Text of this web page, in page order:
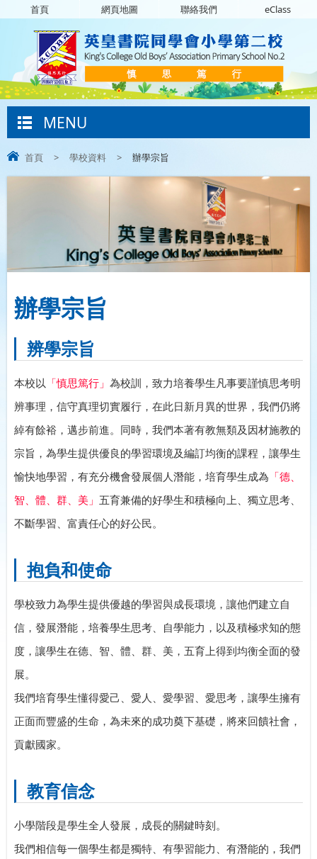
首頁 網頁地圖 聯絡我們 eClass
MENU
首頁 > 學校資料 > 辦學宗旨
辦學宗旨
辨學宗旨
本校以 「慎思篤行」 為校訓，致力培養學生凡事要謹慎思考明
辨事理，信守真理切實履行，在此日新月異的世界，我們仍將
綽有餘裕，邁步前進。同時，我們本著有教無類及因材施教的
宗旨，為學生提供優良的學習環境及編訂均衡的課程，讓學生
愉快地學習，有充分機會發展個人潛能，培育學生成為 「德、
智、體、群、美」 五育兼備的好學生和積極向上、獨立思考、
不斷學習、富責任心的好公民。
抱負和使命
學校致力為學生提供優越的學習與成長環境，讓他們建立自
信，發展潛能，培養學生思考、自學能力，以及積極求知的態
度，讓學生在德、智、體、群、美，五育上得到均衡全面的發
展。
我們培育學生懂得愛己、愛人、愛學習、愛思考，讓學生擁有
正面而豐盛的生命，為未來的成功奠下基礎，將來回饋社會，
貢獻國家。
教育信念
小學階段是學生全人發展，成長的關鍵時刻。
我們相信每一個學生都是獨特、有學習能力、有潛能的，我們